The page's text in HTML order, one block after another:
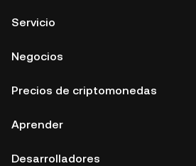
Servicio
Negocios
Precios de criptomonedas
Aprender
Desarrolladores